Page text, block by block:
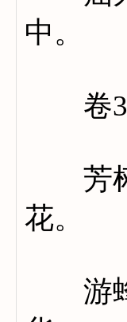
中。
卷
芳树
花。
游蜂